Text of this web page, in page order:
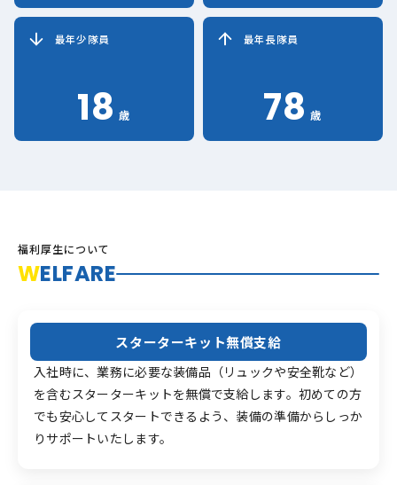
最年少隊員
18 歳
最年長隊員
78 歳
福利厚生について
WELFARE
スターターキット無償支給
入社時に、業務に必要な装備品（リュックや安全靴など）
を含むスターターキットを無償で支給します。初めての方
でも安心してスタートできるよう、装備の準備からしっか
りサポートいたします。